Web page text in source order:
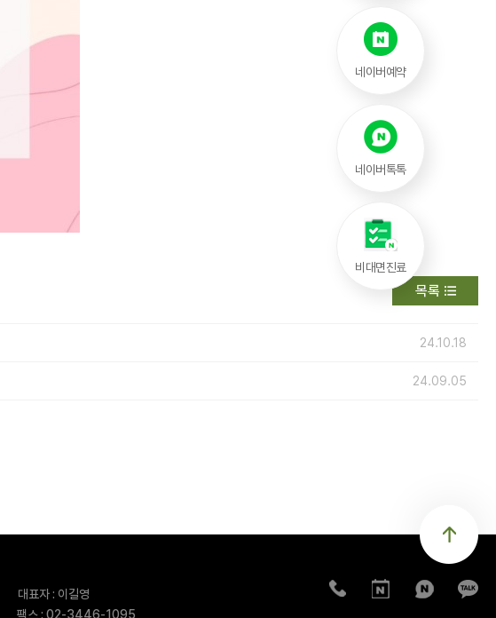
목록
24.10.18
24.09.05
대표자 : 이길영
팩스 : 02-3446-1095
네이버예약
네이버톡톡
비대면진료